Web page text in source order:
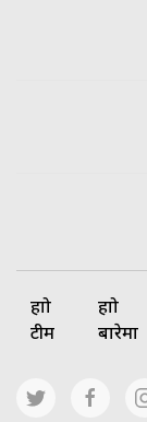
हाम्रो
टीम
हाम्रो
बारेमा